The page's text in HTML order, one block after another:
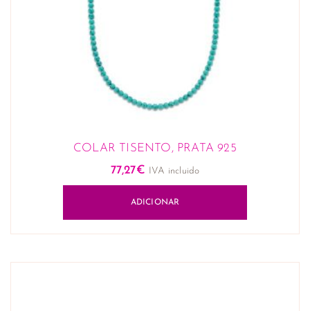
COLAR TISENTO, PRATA 925
77,27€ IVA incluido
ADICIONAR